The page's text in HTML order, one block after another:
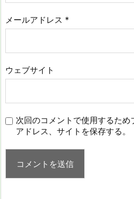
メールアドレス *
ウェブサイト
次回のコメントで使用するた
アドレス、サイトを保存する。